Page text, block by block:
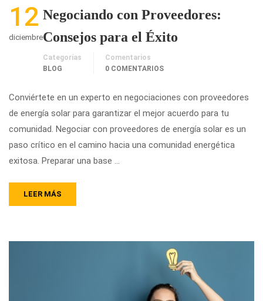
12
diciembre
Negociando con Proveedores:
Consejos para el Éxito
Categorías
BLOG
Comentarios
0 COMENTARIOS
Conviértete en un experto en negociaciones con proveedores
de energía solar para garantizar el mejor acuerdo para tu
comunidad. Negociar con proveedores de energía solar es un
paso crítico en el camino hacia una comunidad energética
exitosa. Preparar una base …
LEER MÁS